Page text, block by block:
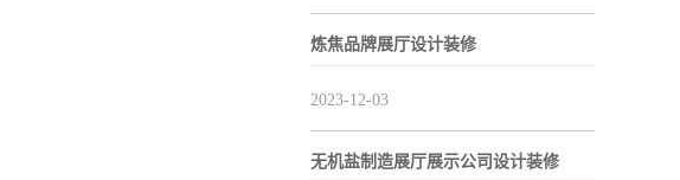
炼焦品牌展厅设计装修
2023-12-03
无机盐制造展厅展示公司设计装修